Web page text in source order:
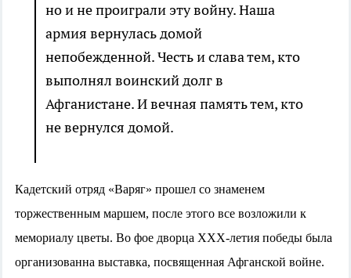
но и не проиграли эту войну. Наша
армия вернулась домой
непобежденной. Честь и слава тем, кто
выполнял воинский долг в
Афганистане. И вечная память тем, кто
не вернулся домой.
Кадетский отряд «Варяг» прошел со знаменем
торжественным маршем, после этого все возложили к
мемориалу цветы. Во фое дворца XXX-летия победы была
организованна выставка, посвященная Афганской войне.